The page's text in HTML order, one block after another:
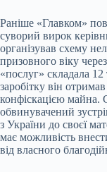
Раніше «Главком»
суворий вирок
організував схему
призовного віку
«послуг» складала
заробітку він
конфіскацією майна.
обвинувачений
з України до своєї
має можливість
від власного